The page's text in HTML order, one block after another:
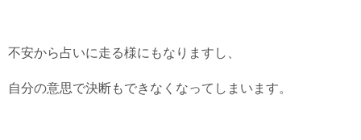
不安から占いに走る様にもなりますし、
自分の意思で決断もできなくなってしまいます。